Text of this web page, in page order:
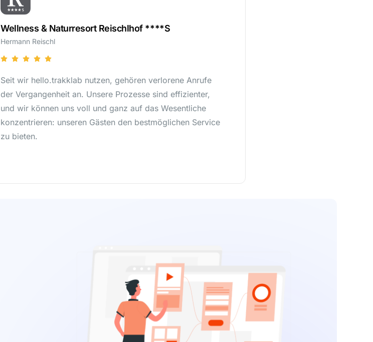
Wellness & Naturresort Reischlhof ****S
Hermann Reischl
Seit wir hello.trakklab nutzen, gehören verlorene Anrufe
der Vergangenheit an. Unsere Prozesse sind effizienter,
und wir können uns voll und ganz auf das Wesentliche
konzentrieren: unseren Gästen den bestmöglichen Service
zu bieten.